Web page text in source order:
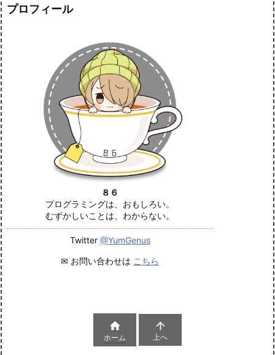
プロフィール
８６
プログラミングは、おもしろい。
むずかしいことは、わからない。
Twitter @YumGenus
✉ お問い合わせは こちら

ホーム

上へ